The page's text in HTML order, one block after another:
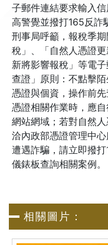
子郵件連結要求輸入
高警覺並撥打165反詐
刑事局呼籲，報稅季
稅」、「自然人憑證
新將影響報稅」等電
查證」原則：不點擊
憑證與個資，操作前
憑證相關作業時，應
網站網域；若對自然
洽內政部憑證管理中
遭遇詐騙，請立即撥
儀錶板查詢相關案例。
相關圖片：